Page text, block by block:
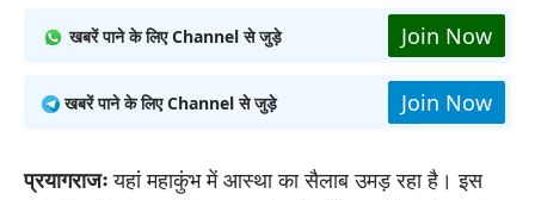
खबरें पाने के लिए Channel से जुड़े Join Now
खबरें पाने के लिए Channel से जुड़े Join Now
प्रयागराजःयहां महाकुंभ में आस्था का सैलाब उमड़ रहा है। इस